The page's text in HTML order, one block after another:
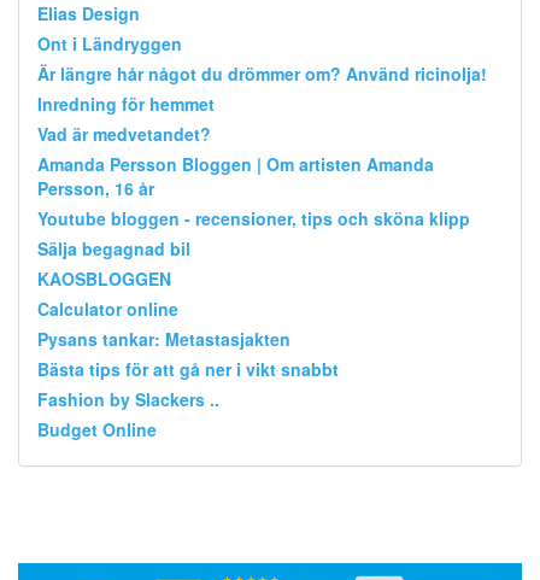
Elias Design
Ont i Ländryggen
Är längre hår något du drömmer om? Använd ricinolja!
Inredning för hemmet
Vad är medvetandet?
Amanda Persson Bloggen | Om artisten Amanda
Persson, 16 år
Youtube bloggen - recensioner, tips och sköna klipp
Sälja begagnad bil
KAOSBLOGGEN
Calculator online
Pysans tankar: Metastasjakten
Bästa tips för att gå ner i vikt snabbt
Fashion by Slackers ..
Budget Online